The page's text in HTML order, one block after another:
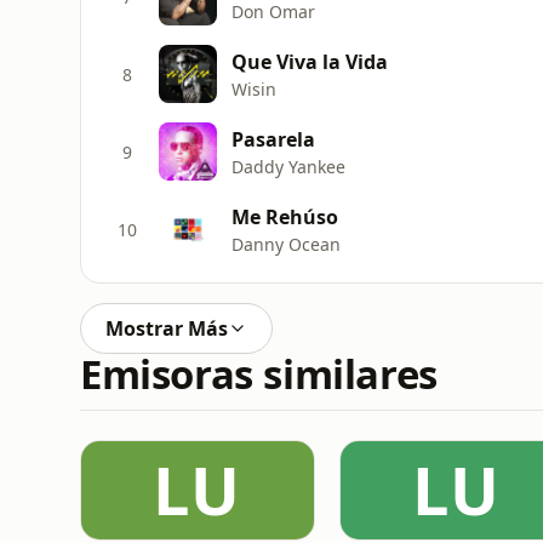
Don Omar
8 Que Viva la Vida
Wisin
9 Pasarela
Daddy Yankee
10 Me Rehúso
Danny Ocean
Mostrar Más
Emisoras similares
LU LU